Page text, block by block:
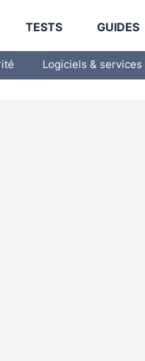
TESTS GUIDES
Logiciels & services